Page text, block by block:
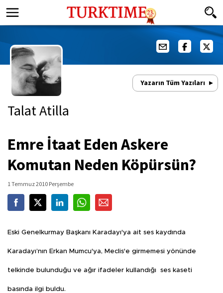
Yazarın Tüm Yazıları
Talat Atilla
Emre İtaat Eden Askere
Komutan Neden Köpürsün?
1 Temmuz 2010 Perşembe
Eski Genelkurmay Başkanı Karadayı'ya ait ses kaydında
Karadayı’nın Erkan Mumcu'ya, Meclis'e girmemesi yönünde
telkinde bulunduğu ve ağır ifadeler kullandığı ses kaseti
basında ilgi buldu.